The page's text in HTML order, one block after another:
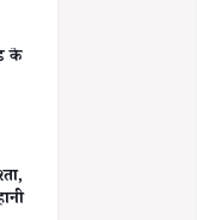
के